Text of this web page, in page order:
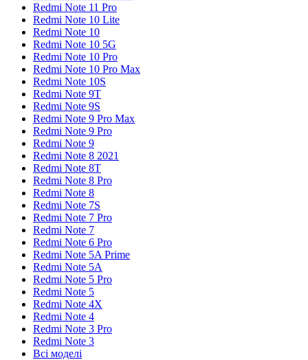
Redmi Note 11 Pro
Redmi Note 10 Lite
Redmi Note 10
Redmi Note 10 5G
Redmi Note 10 Pro
Redmi Note 10 Pro Max
Redmi Note 10S
Redmi Note 9T
Redmi Note 9S
Redmi Note 9 Pro Max
Redmi Note 9 Pro
Redmi Note 9
Redmi Note 8 2021
Redmi Note 8T
Redmi Note 8 Pro
Redmi Note 8
Redmi Note 7S
Redmi Note 7 Pro
Redmi Note 7
Redmi Note 6 Pro
Redmi Note 5A Prime
Redmi Note 5A
Redmi Note 5 Pro
Redmi Note 5
Redmi Note 4X
Redmi Note 4
Redmi Note 3 Pro
Redmi Note 3
Всі моделі